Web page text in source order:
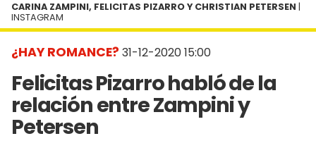
¿HAY ROMANCE? 31-12-2020 15:00
Felicitas Pizarro habló de la
relación entre Zampini y
Petersen
CARINA ZAMPINI, FELICITAS PIZARRO Y CHRISTIAN PETERSEN |
INSTAGRAM